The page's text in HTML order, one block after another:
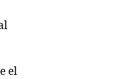
el